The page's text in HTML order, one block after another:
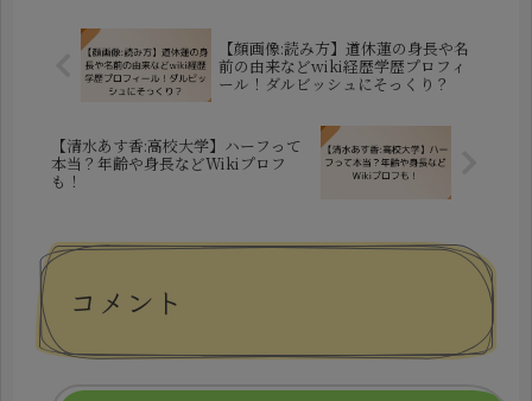
【顔画像:読み方】道休蓮の身長や名
前の由来などwiki経歴学歴プロフィ
ール！ダルビッシュにそっくり？
【清水あす香:高校大学】ハーフって
本当？年齢や身長などWikiプロフ
も！
コメント